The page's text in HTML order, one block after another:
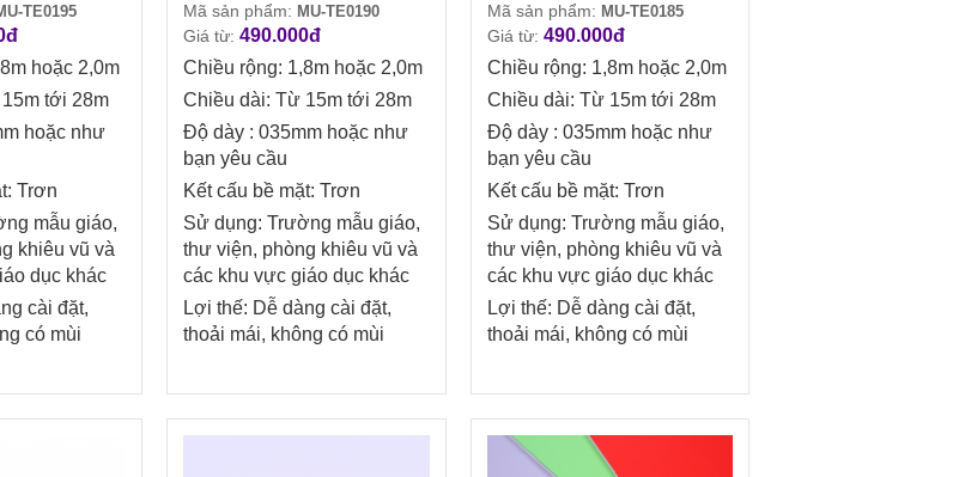
TE0195
hoặc 2,0m
tới 28m
hoặc như
Trơn
mẫu giáo,
khiêu vũ và
dục khác
cài đặt,
có mùi
Mã sản phẩm: MU-TE0190
Giá từ: 490.000đ
Chiều rộng: 1,8m hoặc 2,0m
Chiều dài: Từ 15m tới 28m
Độ dày : 035mm hoặc như
bạn yêu cầu
Kết cấu bề mặt: Trơn
Sử dụng: Trường mẫu giáo,
thư viện, phòng khiêu vũ và
các khu vực giáo dục khác
Lợi thế: Dễ dàng cài đặt,
thoải mái, không có mùi
Mã sản phẩm: MU-TE0185
Giá từ: 490.000đ
Chiều rộng: 1,8m hoặc 2,0m
Chiều dài: Từ 15m tới 28m
Độ dày : 035mm hoặc như
bạn yêu cầu
Kết cấu bề mặt: Trơn
Sử dụng: Trường mẫu giáo,
thư viện, phòng khiêu vũ và
các khu vực giáo dục khác
Lợi thế: Dễ dàng cài đặt,
thoải mái, không có mùi